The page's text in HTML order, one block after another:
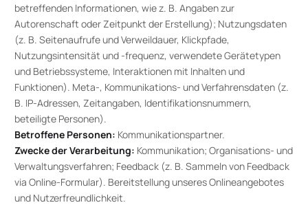
betreffenden Informationen, wie z. B. Angaben zur
Autorenschaft oder Zeitpunkt der Erstellung); Nutzungsdaten
(z. B. Seitenaufrufe und Verweildauer, Klickpfade,
Nutzungsintensität und -frequenz, verwendete Gerätetypen
und Betriebssysteme, Interaktionen mit Inhalten und
Funktionen). Meta-, Kommunikations- und Verfahrensdaten (z.
B. IP-Adressen, Zeitangaben, Identifikationsnummern,
beteiligte Personen).
Betroffene Personen: Kommunikationspartner.
Zwecke der Verarbeitung: Kommunikation; Organisations- und
Verwaltungsverfahren; Feedback (z. B. Sammeln von Feedback
via Online-Formular). Bereitstellung unseres Onlineangebotes
und Nutzerfreundlichkeit.